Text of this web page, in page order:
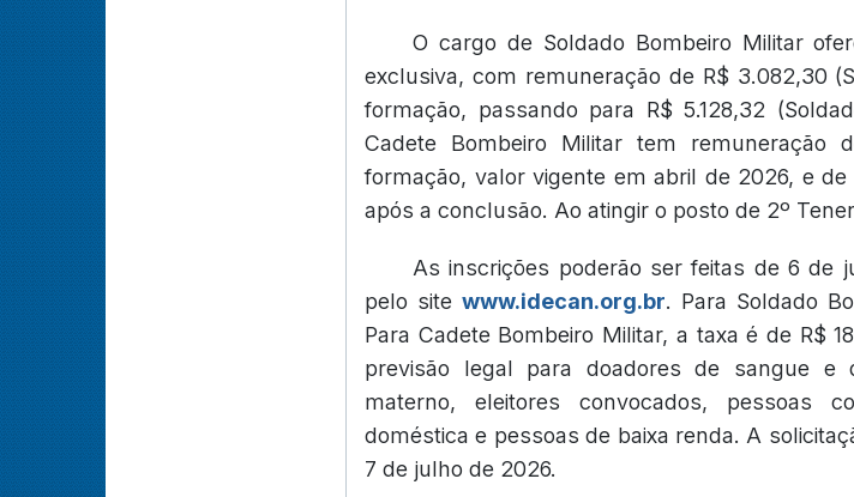
O cargo de Soldado Bombeiro Militar
exclusiva, com remuneração de R$ 3.082,30
formação, passando para R$ 5.128,32
Cadete Bombeiro Militar tem remuneração
formação, valor vigente em abril de 2026, e
após a conclusão. Ao atingir o posto de 2º
As inscrições poderão ser feitas de 6 de
pelo site www.idecan.org.br. Para Soldado
Para Cadete Bombeiro Militar, a taxa é de R$
previsão legal para doadores de sangue e
materno, eleitores convocados, pessoas
doméstica e pessoas de baixa renda. A
7 de julho de 2026.